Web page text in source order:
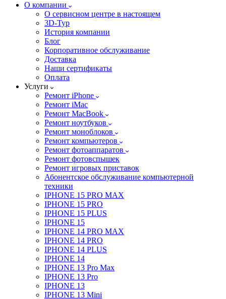
О компании
О сервисном центре в настоящем
3D-Тур
История компании
Блог
Корпоративное обслуживание
Доставка
Наши сертификаты
Оплата
Услуги
Ремонт iPhone
Ремонт iMac
Ремонт MacBook
Ремонт ноутбуков
Ремонт моноблоков
Ремонт компьютеров
Ремонт фотоаппаратов
Ремонт фотовспышек
Ремонт игровых приставок
Абонентское обслуживание компьютерной
техники
IPHONE 15 PRO MAX
IPHONE 15 PRO
IPHONE 15 PLUS
IPHONE 15
IPHONE 14 PRO MAX
IPHONE 14 PRO
IPHONE 14 PLUS
IPHONE 14
IPHONE 13 Pro Max
IPHONE 13 Pro
IPHONE 13
IPHONE 13 Mini